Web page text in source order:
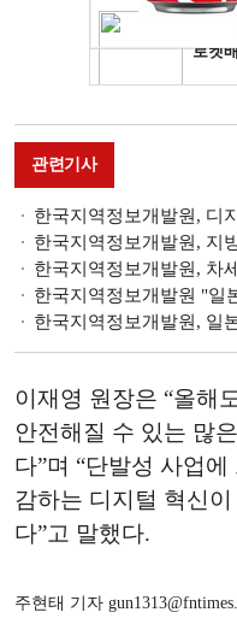
관련기사
한국지역정보개발원, 디
한국지역정보개발원, 지
한국지역정보개발원, 차세대
한국지역정보개발원 "일본 참
한국지역정보개발원, 일본에
이재영 원장은 “올해
안전해질 수 있는 많
다”며 “단발성 사업
감하는 디지털 혁신
다”고 말했다.
주현태 기자